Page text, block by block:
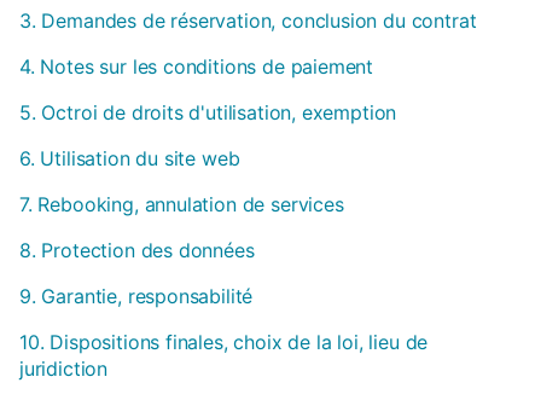
3. Demandes de réservation, conclusion du contrat
4. Notes sur les conditions de paiement
5. Octroi de droits d'utilisation, exemption
6. Utilisation du site web
7. Rebooking, annulation de services
8. Protection des données
9. Garantie, responsabilité
10. Dispositions finales, choix de la loi, lieu de
juridiction